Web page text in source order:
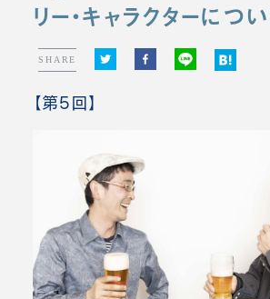
リー・キャラクターにつ
SHARE
【第5回】